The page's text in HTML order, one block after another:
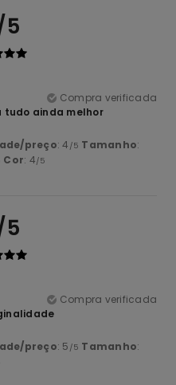
Compra verificada
tudo ainda melhor
preço: 4 /5 Tamanho:
Cor: 4/5
Compra verificada
preço: 5 /5 Tamanho: